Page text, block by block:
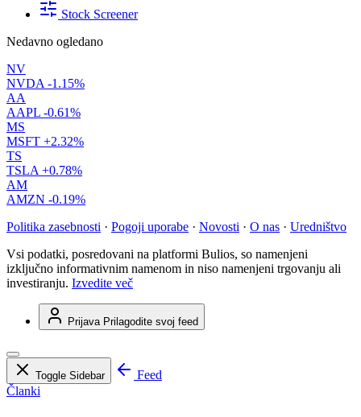
Stock Screener
Nedavno ogledano
NV
NVDA -1.15%
AA
AAPL -0.61%
MS
MSFT +2.32%
TS
TSLA +0.78%
AM
AMZN -0.19%
Politika zasebnosti · Pogoji uporabe · Novosti · O nas · Uredništvo
Vsi podatki, posredovani na platformi Bulios, so namenjeni
izključno informativnim namenom in niso namenjeni trgovanju ali
investiranju. Izvedite več
Prijava Prilagodite svoj feed
Toggle Sidebar
Feed
Članki